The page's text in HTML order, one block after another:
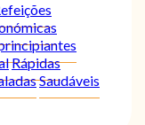
Rápidas
Saudáveis